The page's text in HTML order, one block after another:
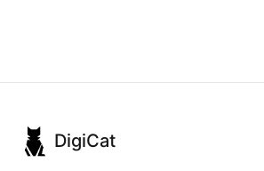
DigiCat